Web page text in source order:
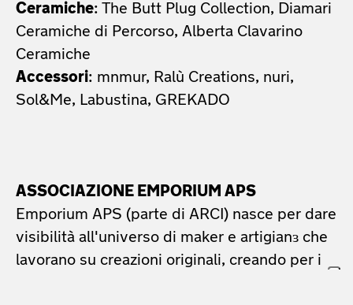
Ceramiche: The Butt Plug Collection, Diamari
Ceramiche di Percorso, Alberta Clavarino
Ceramiche
Accessori: mnmur, Ralù Creations, nuri,
Sol&Me, Labustina, GREKADO
ASSOCIAZIONE EMPORIUM APS
Emporium APS (parte di ARCI) nasce per dare
visibilità all'universo di maker e artigianɜ che
lavorano su creazioni originali, creando per i